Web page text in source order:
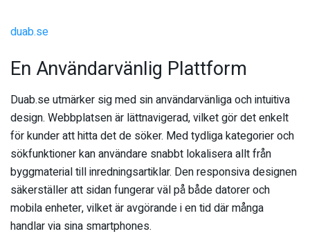
duab.se
En Användarvänlig Plattform
Duab.se utmärker sig med sin användarvänliga och intuitiva
design. Webbplatsen är lättnavigerad, vilket gör det enkelt
för kunder att hitta det de söker. Med tydliga kategorier och
sökfunktioner kan användare snabbt lokalisera allt från
byggmaterial till inredningsartiklar. Den responsiva designen
säkerställer att sidan fungerar väl på både datorer och
mobila enheter, vilket är avgörande i en tid där många
handlar via sina smartphones.